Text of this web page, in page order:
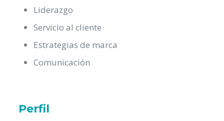
Liderazgo
Servicio al cliente
Estrategias de marca
Comunicación
Perfil